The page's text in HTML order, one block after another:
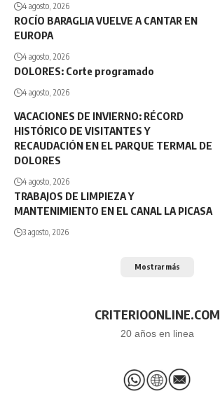
4 agosto, 2026
ROCÍO BARAGLIA VUELVE A CANTAR EN
EUROPA
4 agosto, 2026
DOLORES: Corte programado
4 agosto, 2026
VACACIONES DE INVIERNO: RÉCORD
HISTÓRICO DE VISITANTES Y
RECAUDACIÓN EN EL PARQUE TERMAL DE
DOLORES
4 agosto, 2026
TRABAJOS DE LIMPIEZA Y
MANTENIMIENTO EN EL CANAL LA PICASA
3 agosto, 2026
Mostrar más
CRITERIOONLINE.COM
20 años en linea